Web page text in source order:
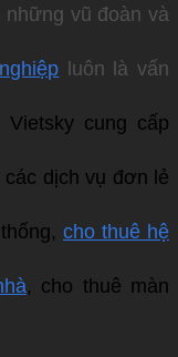
vũ đoàn và
luôn là vấn
Vietsky cung cấp
dịch vụ đơn lẻ
cho thuê hệ
, cho thuê màn